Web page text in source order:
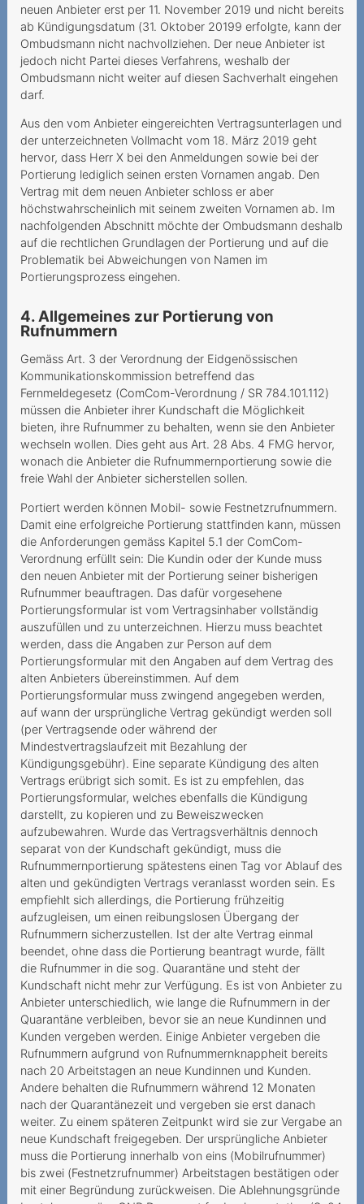
neuen Anbieter erst per 11. November 2019 und nicht bereits
ab Kündigungsdatum (31. Oktober 20199 erfolgte, kann der
Ombudsmann nicht nachvollziehen. Der neue Anbieter ist
jedoch nicht Partei dieses Verfahrens, weshalb der
Ombudsmann nicht weiter auf diesen Sachverhalt eingehen
darf.
Aus den vom Anbieter eingereichten Vertragsunterlagen und
der unterzeichneten Vollmacht vom 18. März 2019 geht
hervor, dass Herr X bei den Anmeldungen sowie bei der
Portierung lediglich seinen ersten Vornamen angab. Den
Vertrag mit dem neuen Anbieter schloss er aber
höchstwahrscheinlich mit seinem zweiten Vornamen ab. Im
nachfolgenden Abschnitt möchte der Ombudsmann deshalb
auf die rechtlichen Grundlagen der Portierung und auf die
Problematik bei Abweichungen von Namen im
Portierungsprozess eingehen.
4. Allgemeines zur Portierung von
Rufnummern
Gemäss Art. 3 der Verordnung der Eidgenössischen
Kommunikationskommission betreffend das
Fernmeldegesetz (ComCom-Verordnung / SR 784.101.112)
müssen die Anbieter ihrer Kundschaft die Möglichkeit
bieten, ihre Rufnummer zu behalten, wenn sie den Anbieter
wechseln wollen. Dies geht aus Art. 28 Abs. 4 FMG hervor,
wonach die Anbieter die Rufnummernportierung sowie die
freie Wahl der Anbieter sicherstellen sollen.
Portiert werden können Mobil- sowie Festnetzrufnummern.
Damit eine erfolgreiche Portierung stattfinden kann, müssen
die Anforderungen gemäss Kapitel 5.1 der ComCom-
Verordnung erfüllt sein: Die Kundin oder der Kunde muss
den neuen Anbieter mit der Portierung seiner bisherigen
Rufnummer beauftragen. Das dafür vorgesehene
Portierungsformular ist vom Vertragsinhaber vollständig
auszufüllen und zu unterzeichnen. Hierzu muss beachtet
werden, dass die Angaben zur Person auf dem
Portierungsformular mit den Angaben auf dem Vertrag des
alten Anbieters übereinstimmen. Auf dem
Portierungsformular muss zwingend angegeben werden,
auf wann der ursprüngliche Vertrag gekündigt werden soll
(per Vertragsende oder während der
Mindestvertragslaufzeit mit Bezahlung der
Kündigungsgebühr). Eine separate Kündigung des alten
Vertrags erübrigt sich somit. Es ist zu empfehlen, das
Portierungsformular, welches ebenfalls die Kündigung
darstellt, zu kopieren und zu Beweiszwecken
aufzubewahren. Wurde das Vertragsverhältnis dennoch
separat von der Kundschaft gekündigt, muss die
Rufnummernportierung spätestens einen Tag vor Ablauf des
alten und gekündigten Vertrags veranlasst worden sein. Es
empfiehlt sich allerdings, die Portierung frühzeitig
aufzugleisen, um einen reibungslosen Übergang der
Rufnummern sicherzustellen. Ist der alte Vertrag einmal
beendet, ohne dass die Portierung beantragt wurde, fällt
die Rufnummer in die sog. Quarantäne und steht der
Kundschaft nicht mehr zur Verfügung. Es ist von Anbieter zu
Anbieter unterschiedlich, wie lange die Rufnummern in der
Quarantäne verbleiben, bevor sie an neue Kundinnen und
Kunden vergeben werden. Einige Anbieter vergeben die
Rufnummern aufgrund von Rufnummernknappheit bereits
nach 20 Arbeitstagen an neue Kundinnen und Kunden.
Andere behalten die Rufnummern während 12 Monaten
nach der Quarantänezeit und vergeben sie erst danach
weiter. Zu einem späteren Zeitpunkt wird sie zur Vergabe an
neue Kundschaft freigegeben. Der ursprüngliche Anbieter
muss die Portierung innerhalb von eins (Mobilrufnummer)
bis zwei (Festnetzrufnummer) Arbeitstagen bestätigen oder
mit einer Begründung zurückweisen. Die Ablehnungsgründe
Sechs Franken sind zu viel
Teures Spiel mit der Liebe
Nachtragliche Einforderung
Kabelanschlussgebühren
Neue Gebühren führen zu
unzumutbarer
Tariferhöhung
Keine eheliche
Vertretungsbefugnis
Démarchage sur la voie
révocation
erreur sur le prix
d’abonnement
2018
Telefonischer Segen Gottes
mit hoher Kostenfolge
und Chat geht das?
Hohe Kosten trotz
aktivierter Ausland-Option
Preselection wird nach
Technologiewechsel
hinfällig: Vertrag
Aufklärungspflicht bei
Erneuerung der
Mindestvertragsda
Mehrwertdienstanbieter
leitet Inkassoverfahren ein
Teurer Ping-Call
Unverlangte Gebühren für
die Papierrechnung
Tarife bilden
Vertragsbestandteil
Une visite coquine a prix
dor
Frais de guichet postal :
est-ce au client de s’en
acquitter
Appels manqués onéreux
Activation d’une option
d’itinérance inutile
Un départ à l’étranger qui
coûte cher
Contratto a favore di terzi
Costi roaming troppo elevati